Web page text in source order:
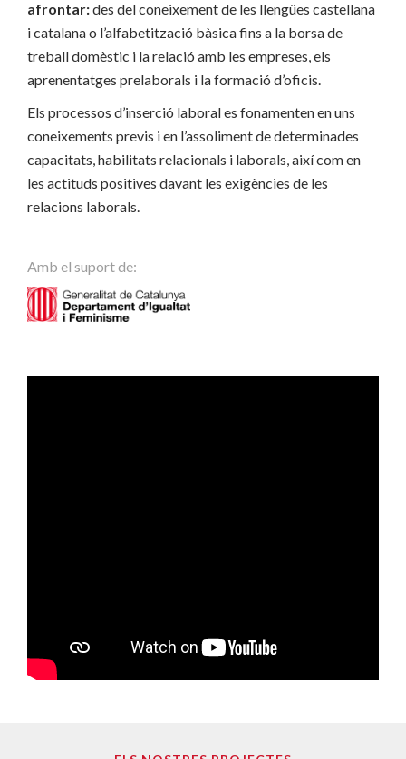
afrontar:des del coneixement de les llengües castellana
i catalana o l’alfabetització bàsica fins a la borsa de
treball domèstic i la relació amb les empreses, els
aprenentatges prelaborals i la formació d’oficis.
Els processos d’inserció laboral es fonamenten en uns
coneixements previs i en l’assoliment de determinades
capacitats, habilitats relacionals i laborals, així com en
les actituds positives davant les exigències de les
relacions laborals.
Amb el suport de: